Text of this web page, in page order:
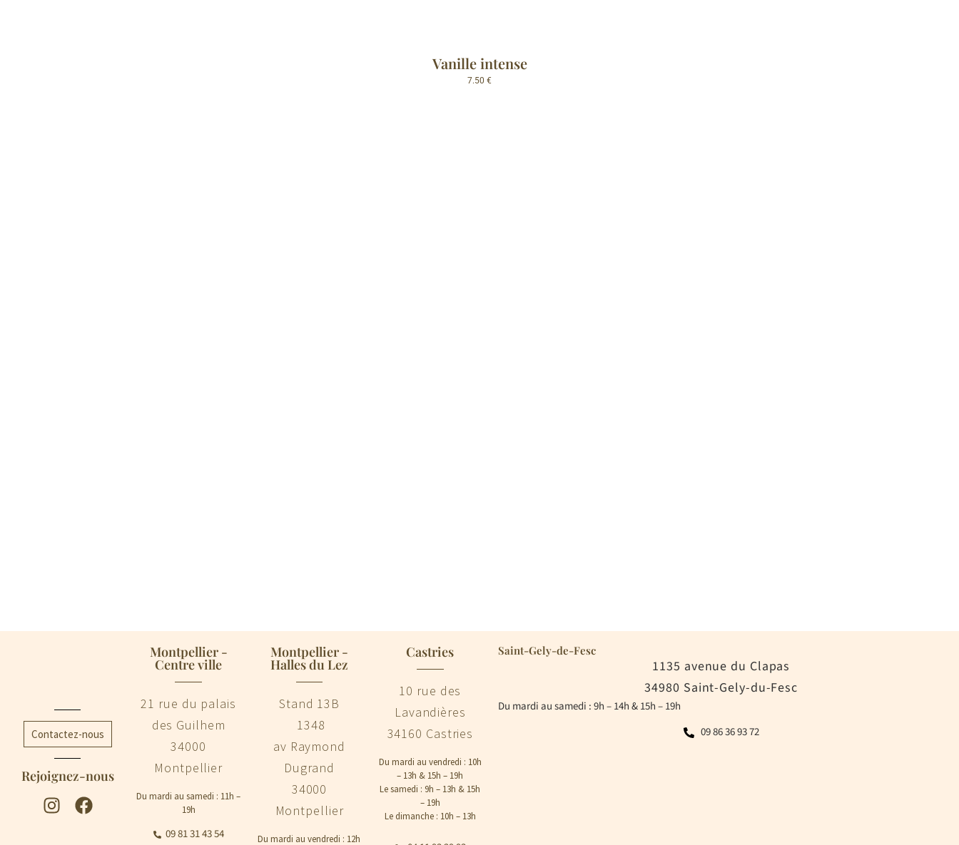
Vanille intense
7.50 €
Contactez-nous
Rejoignez-nous
Montpellier -
Centre ville
21 rue du palais
des Guilhem
34000
Montpellier
Du mardi au samedi : 11h –
19h
09 81 31 43 54
Montpellier -
Halles du Lez
Stand 13B
1348
av Raymond
Dugrand
34000
Montpellier
Du mardi au vendredi : 12h
Castries
10 rue des
Lavandières
34160 Castries
Du mardi au vendredi : 10h
– 13h & 15h – 19h
Le samedi : 9h – 13h & 15h
– 19h
Le dimanche : 10h – 13h
Saint-Gely-de-Fesc
1135 avenue du Clapas
34980 Saint-Gely-du-Fesc
Du mardi au samedi : 9h – 14h & 15h – 19h
09 86 36 93 72